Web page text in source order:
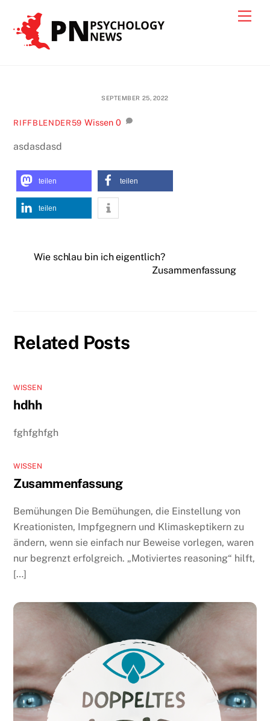
content
SEPTEMBER 25, 2022
RIFFBLENDER59 Wissen 0
asdasdasd
teilen teilen
teilen
Wie schlau bin ich eigentlich?
Zusammenfassung
Related Posts
WISSEN
hdhh
fghfghfgh
WISSEN
Zusammenfassung
Bemühungen Die Bemühungen, die Einstellung von
Kreationisten, Impfgegnern und Klimaskeptikern zu
ändern, wenn sie einfach nur Beweise vorlegen, waren
nur begrenzt erfolgreich. „Motiviertes reasoning“ hilft,
[…]